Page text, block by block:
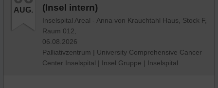
AUG.
(Insel intern)
Inselspital Areal - Anna von Krauchtahl Haus, Stock F,
Raum 012,
06.08.2026
Palliativzentrum | University Comprehensive Cancer
Center Inselspital | Insel Gruppe | Inselspital